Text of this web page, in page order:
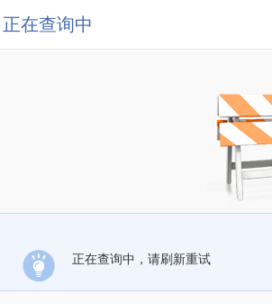
正在查询中
正在查询中，请刷新重试